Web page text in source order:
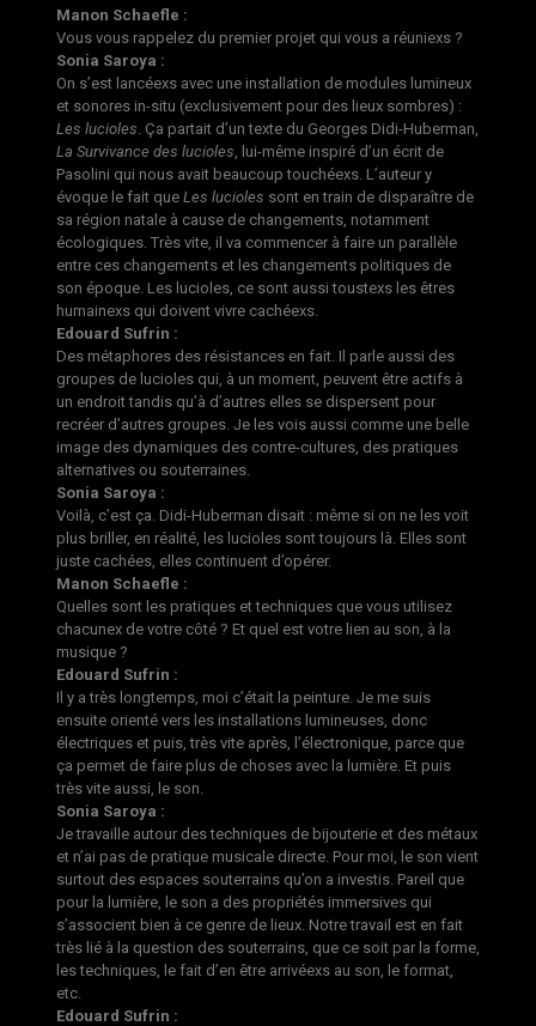
Manon Schaefle :
Vous vous rappelez du premier projet qui vous a réuniexs ?
Sonia Saroya :
On s’est lancéexs avec une installation de modules lumineux
et sonores in-situ (exclusivement pour des lieux sombres) :
Les lucioles. Ça partait d’un texte du Georges Didi-Huberman,
La Survivance des lucioles, lui-même inspiré d’un écrit de
Pasolini qui nous avait beaucoup touchéexs. L’auteur y
évoque le fait que Les lucioles sont en train de disparaître de
sa région natale à cause de changements, notamment
écologiques. Très vite, il va commencer à faire un parallèle
entre ces changements et les changements politiques de
son époque. Les lucioles, ce sont aussi toustexs les êtres
humainexs qui doivent vivre cachéexs.
Edouard Sufrin :
Des métaphores des résistances en fait. Il parle aussi des
groupes de lucioles qui, à un moment, peuvent être actifs à
un endroit tandis qu’à d’autres elles se dispersent pour
recréer d’autres groupes. Je les vois aussi comme une belle
image des dynamiques des contre-cultures, des pratiques
alternatives ou souterraines.
Sonia Saroya :
Voilà, c’est ça. Didi-Huberman disait : même si on ne les voit
plus briller, en réalité, les lucioles sont toujours là. Elles sont
juste cachées, elles continuent d’opérer.
Manon Schaefle :
Quelles sont les pratiques et techniques que vous utilisez
chacunex de votre côté ? Et quel est votre lien au son, à la
musique ?
Edouard Sufrin :
Il y a très longtemps, moi c’était la peinture. Je me suis
ensuite orienté vers les installations lumineuses, donc
électriques et puis, très vite après, l’électronique, parce que
ça permet de faire plus de choses avec la lumière. Et puis
très vite aussi, le son.
Sonia Saroya :
Je travaille autour des techniques de bijouterie et des métaux
et n’ai pas de pratique musicale directe. Pour moi, le son vient
surtout des espaces souterrains qu’on a investis. Pareil que
pour la lumière, le son a des propriétés immersives qui
s’associent bien à ce genre de lieux. Notre travail est en fait
très lié à la question des souterrains, que ce soit par la forme,
les techniques, le fait d’en être arrivéexs au son, le format,
etc.
Edouard Sufrin :